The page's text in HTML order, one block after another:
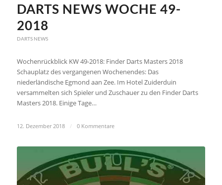
DARTS NEWS WOCHE 49-
2018
DARTS NEWS
Wochenrückblick KW 49-2018: Finder Darts Masters 2018
Schauplatz des vergangenen Wochenendes: Das
niederländische Egmond aan Zee. Im Hotel Zuiderduin
versammelten sich Spieler und Zuschauer zu den Finder Darts
Masters 2018. Einige Tage…
12. Dezember 2018 / 0 Kommentare